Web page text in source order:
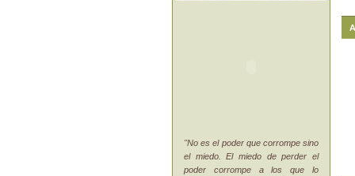
"No es el poder que corrompe sino
el miedo. El miedo de perder el
poder corrompe a los que lo